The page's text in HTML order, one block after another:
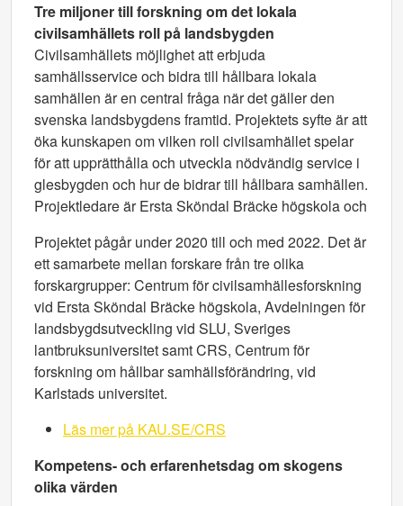
Tre miljoner till forskning om det lokala
civilsamhällets roll på landsbygden
Civilsamhällets möjlighet att erbjuda
samhällsservice och bidra till hållbara lokala
samhällen är en central fråga när det gäller den
svenska landsbygdens framtid. Projektets syfte är att
öka kunskapen om vilken roll civilsamhället spelar
för att upprätthålla och utveckla nödvändig service i
glesbygden och hur de bidrar till hållbara samhällen.
Projektledare är Ersta Sköndal Bräcke högskola och
Projektet pågår under 2020 till och med 2022. Det är
ett samarbete mellan forskare från tre olika
forskargrupper: Centrum för civilsamhällesforskning
vid Ersta Sköndal Bräcke högskola, Avdelningen för
landsbygdsutveckling vid SLU, Sveriges
lantbruksuniversitet samt CRS, Centrum för
forskning om hållbar samhällsförändring, vid
Karlstads universitet.
Läs mer på KAU.SE/CRS
Kompetens- och erfarenhetsdag om skogens
olika värden